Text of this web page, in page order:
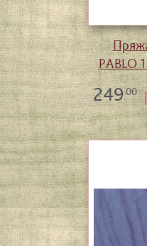
PABLO
24900